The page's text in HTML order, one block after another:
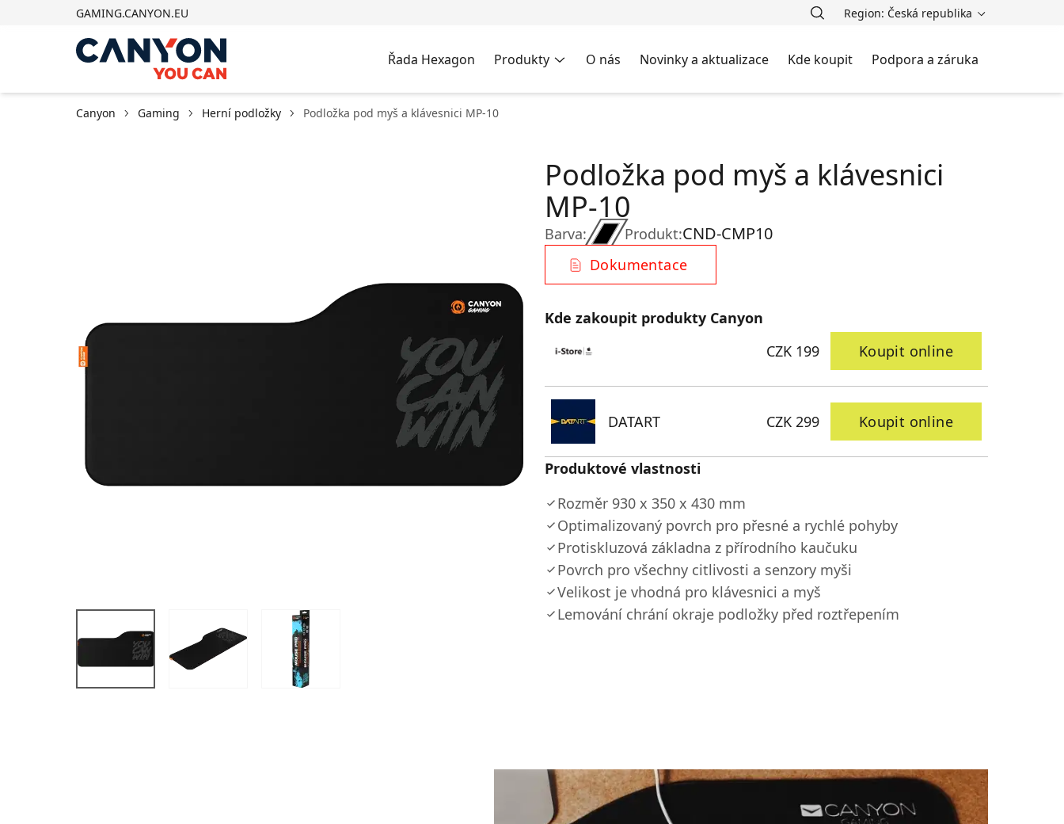
GAMING.CANYON.EU Region: Česká republika
Řada Hexagon Produkty O nás Novinky a aktualizace Kde koupit Podpora a záruka
Canyon Gaming Herní podložky Podložka pod myš a klávesnici MP-10
Barva:
Podložka pod myš a klávesnici
MP-10
Produkt:CND-CMP10
Dokumentace
Produktové vlastnosti
Rozměr 930 х 350 х 430 mm
Optimalizovaný povrch pro přesné a rychlé pohyby
Protiskluzová základna z přírodního kaučuku
Povrch pro všechny citlivosti a senzory myši
Velikost je vhodná pro klávesnici a myš
Lemování chrání okraje podložky před roztřepením
Kde zakoupit produkty Canyon
CZK 199
Koupit online
DATART CZK 299 Koupit online